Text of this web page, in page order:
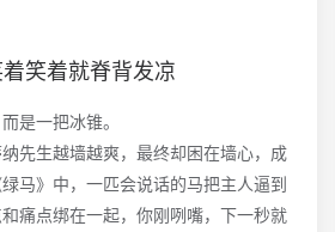
笑着就脊背发凉
是一把冰锥。
先生越墙越爽，最终却困在墙心，成
马》中，一匹会说话的马把主人逼到
痛点绑在一起，你刚咧嘴，下一秒就